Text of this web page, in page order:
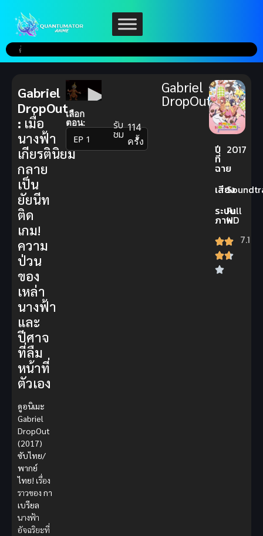
เลือก
ตอน:
▼
รับ
ชม 114
ครั้ง
Gabriel
DropOut
ปี
ที่
ฉาย
2017
เสียง
ระบบ
ภาพ
Full
HD
7.1
Gabriel
DropOut
: เมื่อ
นางฟ้า
เกียรตินิยม
กลาย
เป็น
ยัยนีท
ติด
เกม!
ความ
ป่วน
ของ
เหล่า
นางฟ้า
และ
ปีศาจ
ที่ลืม
หน้าที่
ตัวเอง
ดูอนิเมะ
Gabriel
DropOut
(2017)
ซับไทย/
พากย์
ไทย! เรื่อง
ราวของ กา
เบรียล
นางฟ้า
อัจฉริยะที่